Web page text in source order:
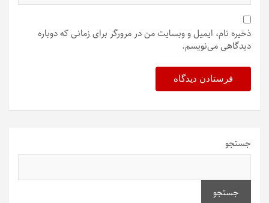
ذخیره نام، ایمیل و وبسایت من در مرورگر برای زمانی که دوباره
دیدگاهی می‌نویسم.
جستجو
جستجو